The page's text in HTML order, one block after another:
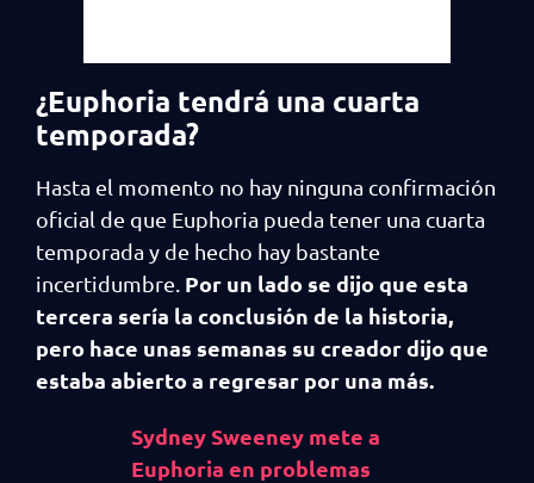
¿Euphoria tendrá una cuarta
temporada?
Hasta el momento no hay ninguna confirmación
oficial de que Euphoria pueda tener una cuarta
temporada y de hecho hay bastante
incertidumbre. Por un lado se dijo que esta
tercera sería la conclusión de la historia,
pero hace unas semanas su creador dijo que
estaba abierto a regresar por una más.
Sydney Sweeney mete a
Euphoria en problemas